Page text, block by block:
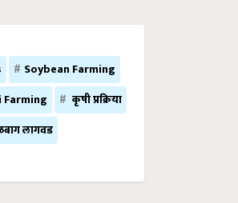
Soybean Farming
Farming
कृषी प्रक्रिया
लागवड